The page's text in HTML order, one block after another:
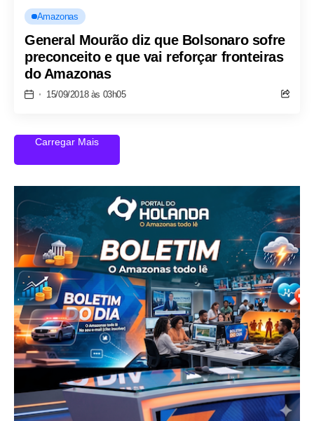
Amazonas
General Mourão diz que Bolsonaro sofre
preconceito e que vai reforçar fronteiras
do Amazonas
15/09/2018 às 03h05
Carregar Mais